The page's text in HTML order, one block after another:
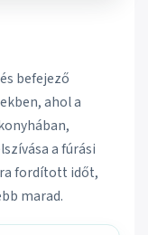
befejező
ahol a
a fúrási
fordított időt,
marad.